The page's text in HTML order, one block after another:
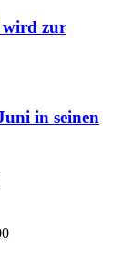
wird zur
in seinen